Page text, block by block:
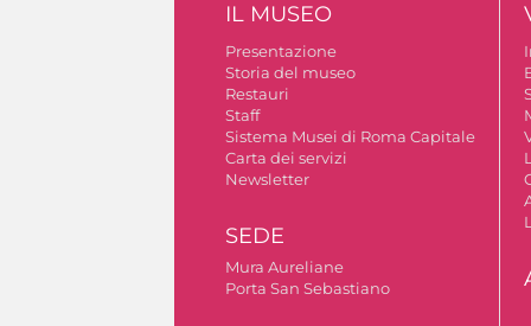
IL MUSEO
Presentazione
Storia del museo
Restauri
Staff
Sistema Musei di Roma Capitale
Carta dei servizi
Newsletter
SEDE
Mura Aureliane
Porta San Sebastiano